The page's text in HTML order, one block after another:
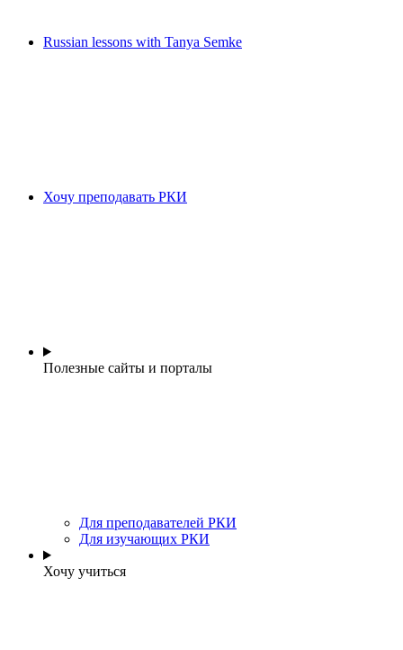
Russian lessons with Tanya Semke
Хочу преподавать РКИ
Полезные сайты и порталы
Для преподавателей РКИ
Для изучающих РКИ
Хочу учиться